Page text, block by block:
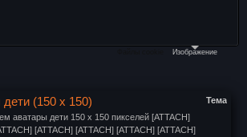
Изображение
Тема
(150 x 150)
аватары дети 150 x 150 пикселей [ATTACH]
[ATTACH] [ATTACH] [ATTACH] [ATTACH]